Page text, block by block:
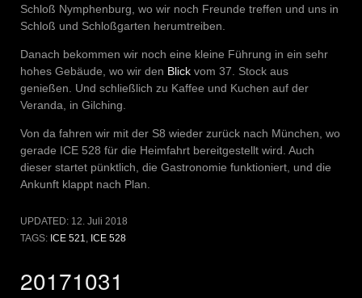
Schloß Nymphenburg, wo wir noch Freunde treffen und uns in
Schloß und Schloßgarten herumtreiben.
Danach bekommen wir noch eine kleine Führung in ein sehr
hohes Gebäude, wo wir den Blick vom 37. Stock aus
genießen. Und schließlich zu Kaffee und Kuchen auf der
Veranda, in Gilching.
Von da fahren wir mit der S8 wieder zurück nach München, wo
gerade ICE 528 für die Heimfahrt bereitgestellt wird. Auch
dieser startet pünktlich, die Gastronomie funktioniert, und die
Ankunft klappt nach Plan.
UPDATED: 12. Juli 2018
TAGS: ICE 521, ICE 528
20171031